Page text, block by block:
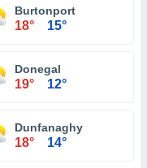
Burtonport
18° 15°
Donegal
19° 12°
Dunfanaghy
18° 14°